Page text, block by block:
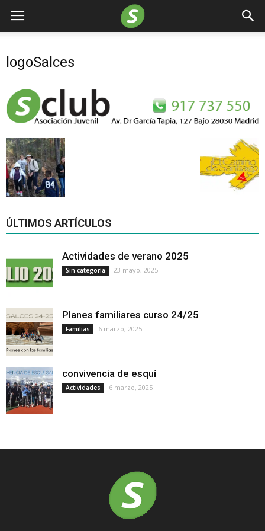
logoSalces
ÚLTIMOS ARTÍCULOS
Actividades de verano 2025
Sin categoría 23 mayo, 2025
Planes familiares curso 24/25
Familias 6 marzo, 2025
convivencia de esquí
Actividades 6 marzo, 2025